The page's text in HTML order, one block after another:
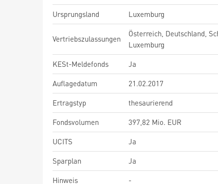
Ursprungsland
Luxemburg
Vertriebszulassungen
Österreich, Deutschland,
Luxemburg
KESt-Meldefonds
Ja
Auflagedatum
21.02.2017
Ertragstyp
thesaurierend
Fondsvolumen
397,82 Mio. EUR
UCITS
Ja
Sparplan
Ja
Hinweis
-